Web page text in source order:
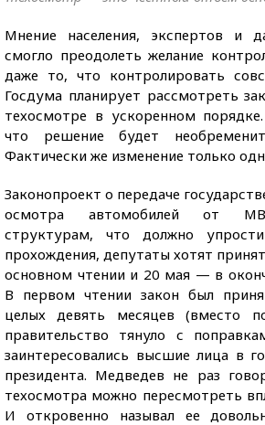
Мнение населения, экспертов и
смогло преодолеть желание
даже то, что контролировать
Госдума планирует рассмотреть
техосмотре в ускоренном
что решение будет
Фактически же изменение только
Законопроект о передаче
осмотра автомобилей от
структурам, что должно
прохождения, депутаты хотят
основном чтении и 20 мая — в
В первом чтении закон был
целых девять месяцев (вместо
правительство тянуло с
заинтересовались высшие лица в
президента. Медведев не раз
техосмотра можно пересмотреть
И откровенно называл ее